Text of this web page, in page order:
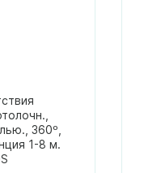
360º,
1-8 м.